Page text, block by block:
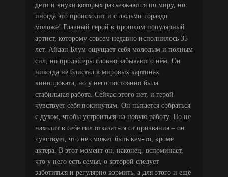
дети и внуки которых разъезжаются по миру, но
иногда это происходит и с людьми гораздо
моложе! Главный герой в прошлом популярный
артист, которому совсем недавно исполнилось 35
лет. Айдан Блум ощущает себя молодым и полным
сил, но продюсеры словно забывают о нём. Он
никогда не блистал в мировых картинах
кинопроката, но у него постоянно была
стабильная работа. Сейчас этого нет, и герой
чувствует себя покинутым. Он пытается собраться
с духом, чтобы устроиться на новую работу. Но не
находит в себе сил отказаться от призвания – он
чувствует, что не сможет быть кем-то, кроме
актера. В этот момент он, наконец, вспоминает,
что у него есть семья, о которой следует
заботиться и регулярно кормить, а для этого и ещё